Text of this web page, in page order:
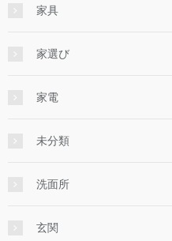
家具
家選び
家電
未分類
洗面所
玄関